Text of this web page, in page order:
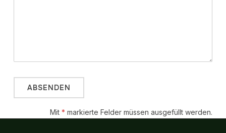
Mit * markierte Felder müssen ausgefüllt werden.